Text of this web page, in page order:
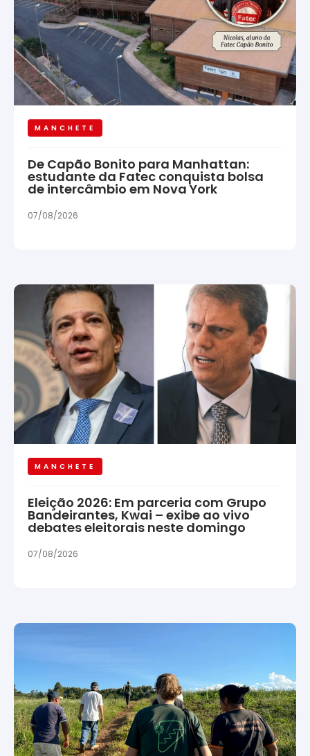
MANCHETE
De Capão Bonito para Manhattan:
estudante da Fatec conquista bolsa
de intercâmbio em Nova York
07/08/2026
MANCHETE
Eleição 2026: Em parceria com Grupo
Bandeirantes, Kwai – exibe ao vivo
debates eleitorais neste domingo
07/08/2026